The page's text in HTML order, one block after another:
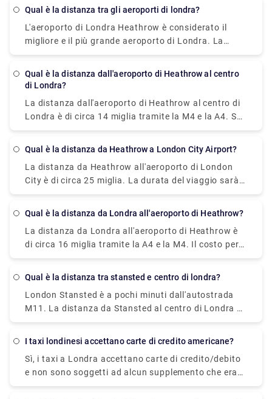
per coprire la distanza dal Terminal 2 o 3 di
Heathrow .
Qual è la distanza tra gli aeroporti di londra?
L'aeroporto di Londra Heathrow è considerato il
migliore e il più grande aeroporto di Londra. La
distanza tra Heathrow e gli altri aeroporti è la
distanza tra Heathrow e Stansted è di circa 60
25 miglia. La distanza da Heathrow a Luton è di
circa 34 miglia.
Qual è la distanza dall'aeroporto di Heathrow al centro
di Londra?
La distanza dall'aeroporto di Heathrow al centro di
Londra è di circa 14 miglia tramite la M4 e la A4. Se
desideri un modo più veloce per arrivarci, opta per
portano dal terminal (Heathrow Airport) al centro
città in soli 30 minuti oppure puoi anche prenotare
un taxi di trasferimento privato dal nostro sito web
(Rydeu ) che costa £ 45– £ 70 e il tempo di
percorrenza è di circa 1 ora.
Qual è la distanza da Heathrow a London City Airport?
La distanza da Heathrow all'aeroporto di London
City è di circa 25 miglia. La durata del viaggio sarà
di 1 ora in taxi, 20 minuti in treno, circa 45 minuti in
Qual è la distanza da Londra all'aeroporto di Heathrow?
La distanza da Londra all'aeroporto di Heathrow è
di circa 16 miglia tramite la A4 e la M4. Il costo per
Londra è di £ 45– £ 70 in taxi, £ 2 - £ 4 in auto e £ 5
circa 1 ora in taxi, 15-20 minuti in treno, 30 minuti in
auto. Tuttavia, la durata può variare a seconda del
traffico, dell'orario di prelievo, delle condizioni
meteorologiche e così via.
Qual è la distanza tra stansted e centro di londra?
London Stansted è a pochi minuti dall'autostrada
M11. La distanza da Stansted al centro di Londra è
di circa 40 miglia tramite la M11. Puoi arrivarci in
noleggiando un'auto.
I taxi londinesi accettano carte di credito americane?
Sì, i taxi a Londra accettano carte di credito/debito
e non sono soggetti ad alcun supplemento che era
di circa £ 1 prima. Ciò consente ai passeggeri di